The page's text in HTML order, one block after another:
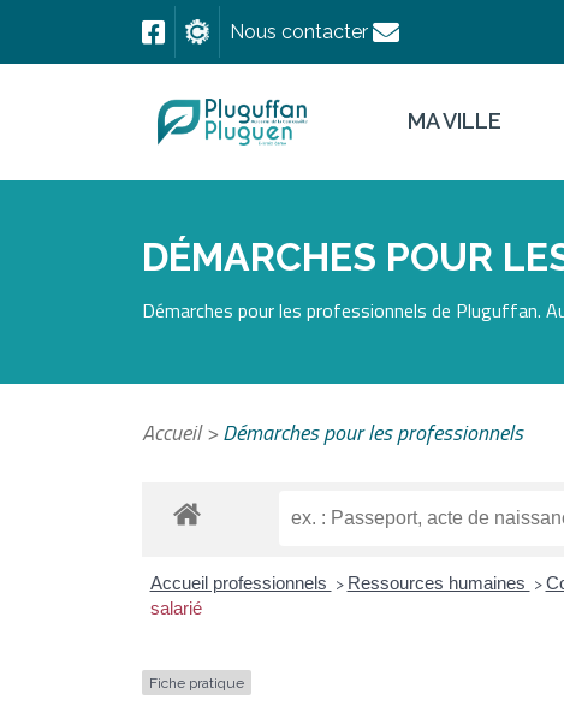
Nous contacter
MA VILLE
DÉMARCHES POUR
Démarches pour les professionnels de Pluguffan.
Accueil>Démarches pour les professionnels
Accueil professionnels > Ressources humaines >
salarié
Fiche pratique